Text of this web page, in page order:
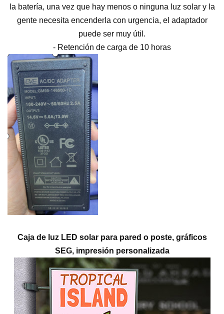
la batería, una vez que hay menos o ninguna luz solar y la
gente necesita encenderla con urgencia, el adaptador
puede ser muy útil.
- Retención de carga de 10 horas
Caja de luz LED solar para pared o poste, gráficos
SEG, impresión personalizada